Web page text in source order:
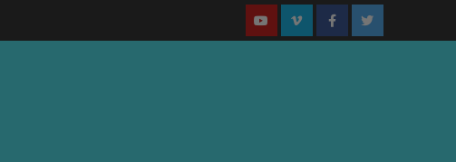
YoutubeVimeoFacebookTwitter